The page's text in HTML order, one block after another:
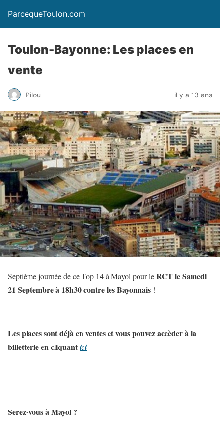
ParcequeToulon.com
Toulon-Bayonne: Les places en
vente
Pilou il y a 13 ans
Septième journée de ce Top 14 à Mayol pour leRCT le Samedi
21 Septembre à 18h30 contre les Bayonnais !
Les places sont déjà en ventes et vous pouvez accèder à la
billetterie en cliquantici
Serez-vous à Mayol ?